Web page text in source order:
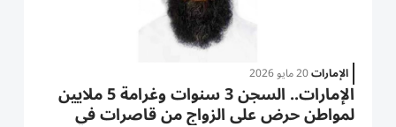
الإمارات20 مايو 2026
الإمارات.. السجن 3 سنوات وغرامة 5 ملايين
لمواطن حرض على الزواج من قاصرات في